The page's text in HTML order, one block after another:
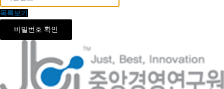
목록보기
비밀번호 확인